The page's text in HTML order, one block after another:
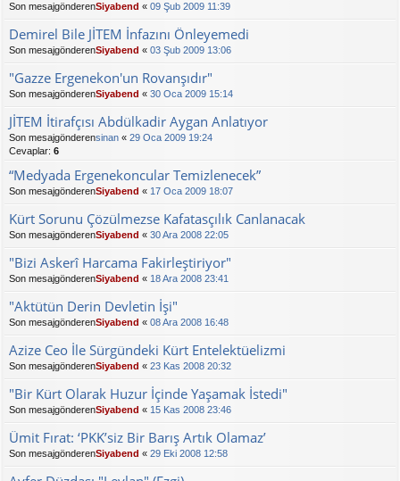
Son mesajgönderenSiyabend « 09 Şub 2009 11:39
Demirel Bile JİTEM İnfazını Önleyemedi
Son mesajgönderenSiyabend « 03 Şub 2009 13:06
"Gazze Ergenekon'un Rovanşıdır"
Son mesajgönderenSiyabend « 30 Oca 2009 15:14
JİTEM İtirafçısı Abdülkadir Aygan Anlatıyor
Son mesajgönderensinan « 29 Oca 2009 19:24
Cevaplar: 6
“Medyada Ergenekoncular Temizlenecek”
Son mesajgönderenSiyabend « 17 Oca 2009 18:07
Kürt Sorunu Çözülmezse Kafatasçılık Canlanacak
Son mesajgönderenSiyabend « 30 Ara 2008 22:05
"Bizi Askerî Harcama Fakirleştiriyor"
Son mesajgönderenSiyabend « 18 Ara 2008 23:41
"Aktütün Derin Devletin İşi"
Son mesajgönderenSiyabend « 08 Ara 2008 16:48
Azize Ceo İle Sürgündeki Kürt Entelektüelizmi
Son mesajgönderenSiyabend « 23 Kas 2008 20:32
"Bir Kürt Olarak Huzur İçinde Yaşamak İstedi"
Son mesajgönderenSiyabend « 15 Kas 2008 23:46
Ümit Fırat: ‘PKK’siz Bir Barış Artık Olamaz’
Son mesajgönderenSiyabend « 29 Eki 2008 12:58